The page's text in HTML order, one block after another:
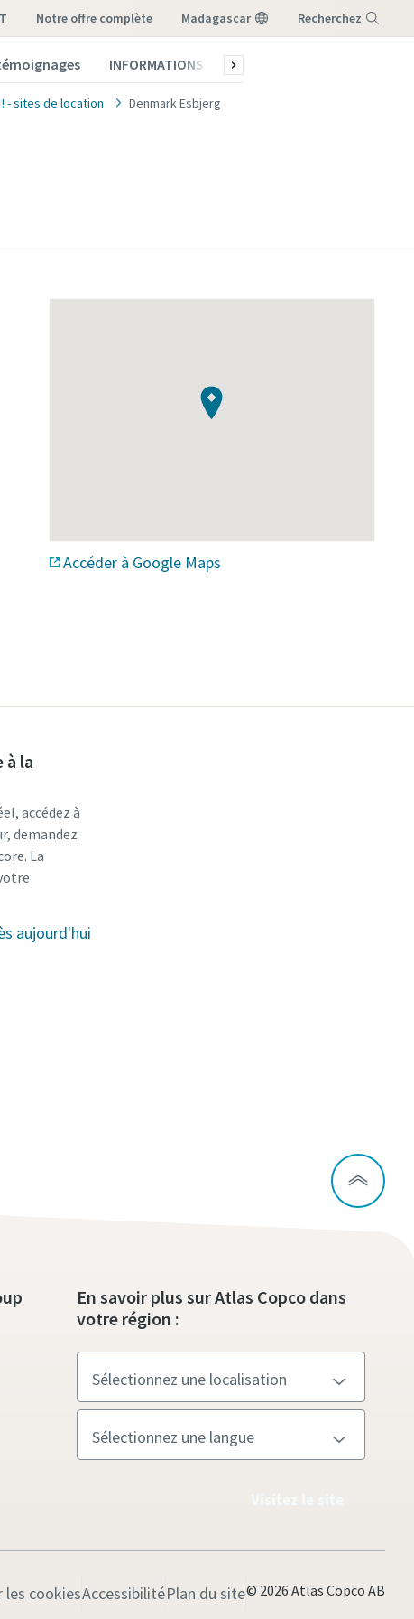
notre offre complète Madagascar Recherchez
INFORMATIONS Qui sommes-nous ?
- sites de location Denmark Esbjerg
Accéder à Google Maps
à la
accédez à
demandez
La
aujourd'hui
En savoir plus sur Atlas Copco dans
votre région :
les cookiesAccessibilitéPlan du site© 2026 Atlas Copco AB